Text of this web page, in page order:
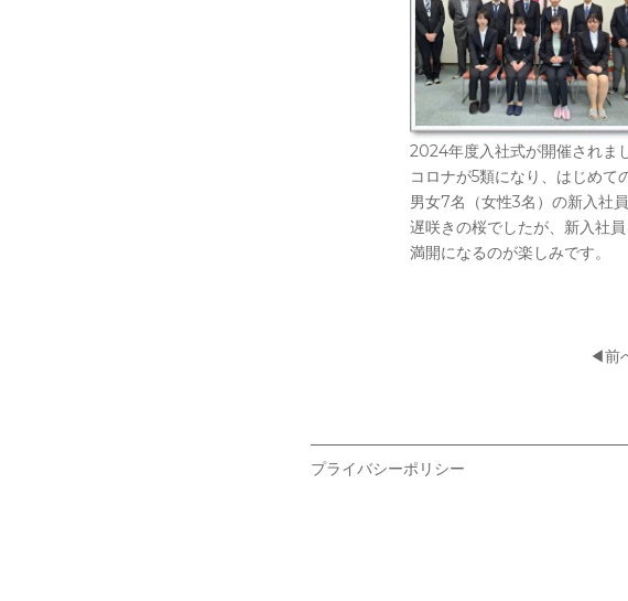
2024年度入社式が開催されまし
コロナが5類になり、はじめて
男女7名（女性3名）の新入社
遅咲きの桜でしたが、新入社員
満開になるのが楽しみです。
◀前
プライバシーポリシー